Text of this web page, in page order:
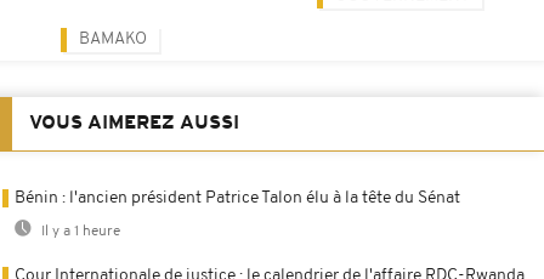
BAMAKO
VOUS AIMEREZ AUSSI
Bénin : l'ancien président Patrice Talon élu à la tête du Sénat
Il y a 1 heure